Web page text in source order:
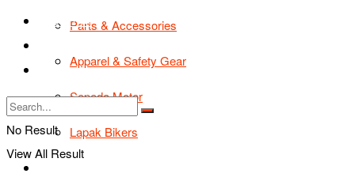
Parts & Accessories
Apparel & Safety Gear
Sepeda Motor
Lapak Bikers
TIPS & TRIK
Tentang Kami
No Result
View All Result